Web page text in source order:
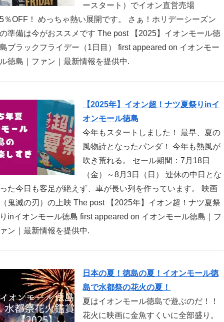
ースタート）でイオン直営売場
5％OFF！ めっちゃ熱い展開です。 さぁ！ホリデーシーズン
の準備は今がおススメです The post 【2025】イオンモール徳
島ブラックフライデー（1日目） first appeared on イオンモー
ル徳島｜ファン｜最新情報を提供中.
【2025年】イオン超！ナツ夏祭りinイ
オンモール徳島
今年もスタートしました！ 最早、夏の
風物詩となったパンダ！ 今年も熱風が
吹き荒れる。 セール期間：7月18日
（金）～8月3日（日） 連休の中日とな
った今日も客足が絶えず、車が長い列を作っています。 映画
（鬼滅の刃）の上映 The post 【2025年】イオン超！ナツ夏祭
りinイオンモール徳島 first appeared on イオンモール徳島｜フ
ァン｜最新情報を提供中.
日本の夏！徳島の夏！イオンモール徳
島で水都祭の花火の夏！
夏はイオンモール徳島で遊ぶのだ！！
花火に映画に金魚すくいに全部盛り。